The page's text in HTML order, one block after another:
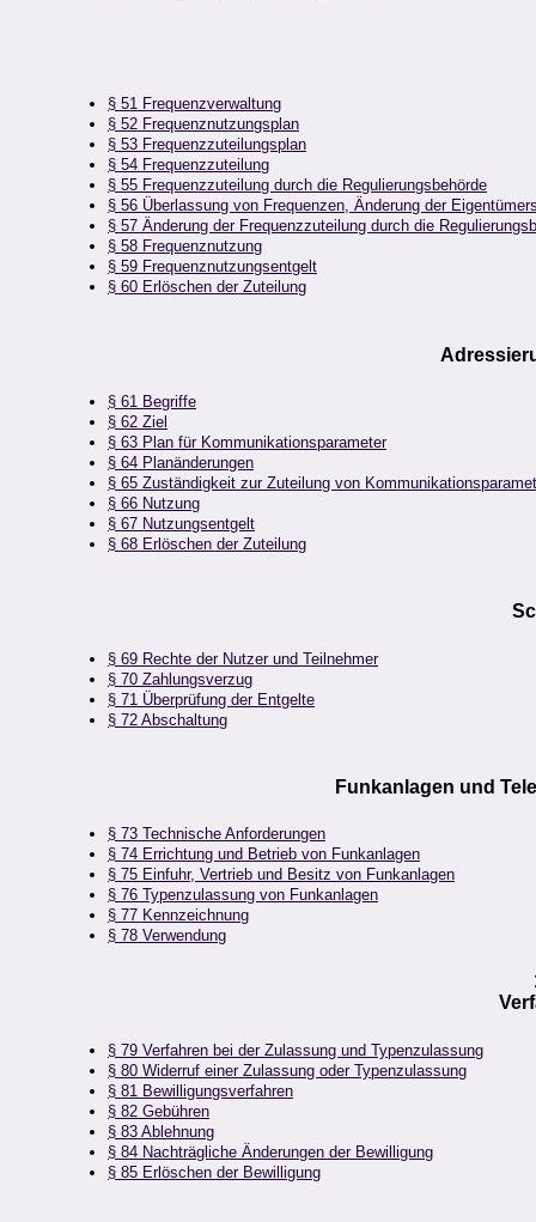
§ 51 Frequenzverwaltung
§ 52 Frequenznutzungsplan
§ 53 Frequenzzuteilungsplan
§ 54 Frequenzzuteilung
§ 55 Frequenzzuteilung durch die Regulierungsbehörde
§ 56 Überlassung von Frequenzen, Änderung der
§ 57 Änderung der Frequenzzuteilung durch die
§ 58 Frequenznutzung
§ 59 Frequenznutzungsentgelt
§ 60 Erlöschen der Zuteilung
§ 61 Begriffe
§ 62 Ziel
§ 63 Plan für Kommunikationsparameter
§ 64 Planänderungen
§ 65 Zuständigkeit zur Zuteilung von
§ 66 Nutzung
§ 67 Nutzungsentgelt
§ 68 Erlöschen der Zuteilung
§ 69 Rechte der Nutzer und Teilnehmer
§ 70 Zahlungsverzug
§ 71 Überprüfung der Entgelte
§ 72 Abschaltung
Funkanlagen und
§ 73 Technische Anforderungen
§ 74 Errichtung und Betrieb von Funkanlagen
§ 75 Einfuhr, Vertrieb und Besitz von Funkanlagen
§ 76 Typenzulassung von Funkanlagen
§ 77 Kennzeichnung
§ 78 Verwendung
§ 79 Verfahren bei der Zulassung und Typenzulassung
§ 80 Widerruf einer Zulassung oder Typenzulassung
§ 81 Bewilligungsverfahren
§ 82 Gebühren
§ 83 Ablehnung
§ 84 Nachträgliche Änderungen der Bewilligung
§ 85 Erlöschen der Bewilligung